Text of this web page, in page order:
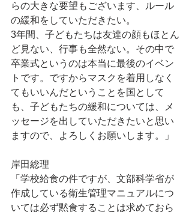
らの大きな要望もございます、ルール
の緩和をしていただきたい。
3年間、子どもたちは友達の顔もほとん
ど見ない、行事も全然ない。その中で
卒業式というのは本当に最後のイベン
トです。ですからマスクを着用しなく
てもいいんだということを国として
も、子どもたちの緩和については、メ
ッセージを出していただきたいと思い
ますので、よろしくお願いします。」
岸田総理
「学校給食の件ですが、文部科学省が
作成している衛生管理マニュアルにつ
いては必ず黙食することは求めておら